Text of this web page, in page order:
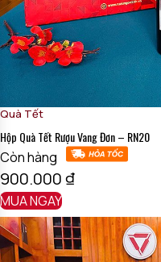
Quà Tết
Hộp Quà Tết Rượu Vang Đơn – RN20
Còn hàng
900.000₫
MUA NGAY